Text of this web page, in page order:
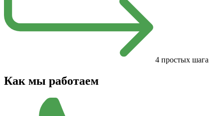
4 простых шага
Как мы работаем